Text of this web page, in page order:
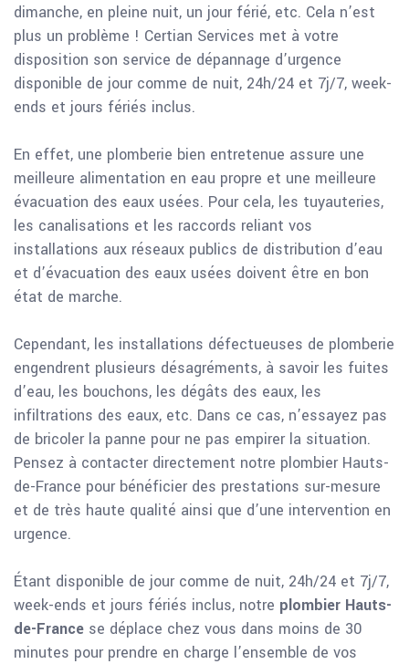
dimanche, en pleine nuit, un jour férié, etc. Cela n’est
plus un problème ! Certian Services met à votre
disposition son service de dépannage d’urgence
disponible de jour comme de nuit, 24h/24 et 7j/7, week-
ends et jours fériés inclus.
En effet, une plomberie bien entretenue assure une
meilleure alimentation en eau propre et une meilleure
évacuation des eaux usées. Pour cela, les tuyauteries,
les canalisations et les raccords reliant vos
installations aux réseaux publics de distribution d’eau
et d’évacuation des eaux usées doivent être en bon
état de marche.
Cependant, les installations défectueuses de plomberie
engendrent plusieurs désagréments, à savoir les fuites
d’eau, les bouchons, les dégâts des eaux, les
infiltrations des eaux, etc. Dans ce cas, n’essayez pas
de bricoler la panne pour ne pas empirer la situation.
Pensez à contacter directement notre plombier Hauts-
de-France pour bénéficier des prestations sur-mesure
et de très haute qualité ainsi que d’une intervention en
urgence.
Étant disponible de jour comme de nuit, 24h/24 et 7j/7,
week-ends et jours fériés inclus, notre plombier Hauts-
de-France se déplace chez vous dans moins de 30
minutes pour prendre en charge l’ensemble de vos